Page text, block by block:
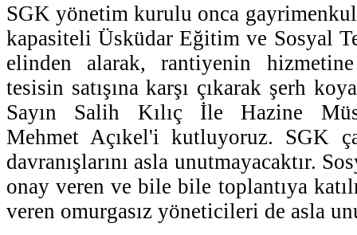
SGK yönetim kurulu onca
kapasiteli Üsküdar Eğitim ve Sosyal
elinden alarak, rantiyenin
tesisin satışına karşı çıkarak şerh
Sayın Salih Kılıç İle Hazine
Mehmet Açıkel'i kutluyoruz. SGK
davranışlarını asla unutmayacaktır.
onay veren ve bile bile toplantıya
veren omurgasız yöneticileri de asla